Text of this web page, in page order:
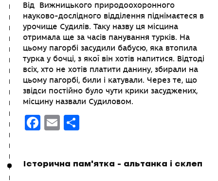
Від Вижницького природоохоронного
науково-дослідного відділення піднімаєтеся в
урочище Судилів. Таку назву ця місцина
отримала ще за часів панування турків. На
цьому пагорбі засудили бабусю, яка втопила
турка у бочці, з якої він хотів напитися. Відтоді
всіх, хто не хотів платити данину, збирали на
цьому пагорбі, били і катували. Через те, що
звідси постійно було чути крики засуджених,
місцину назвали Судиловом.
Facebook
Email
Історична пам'ятка - альтанка і склеп